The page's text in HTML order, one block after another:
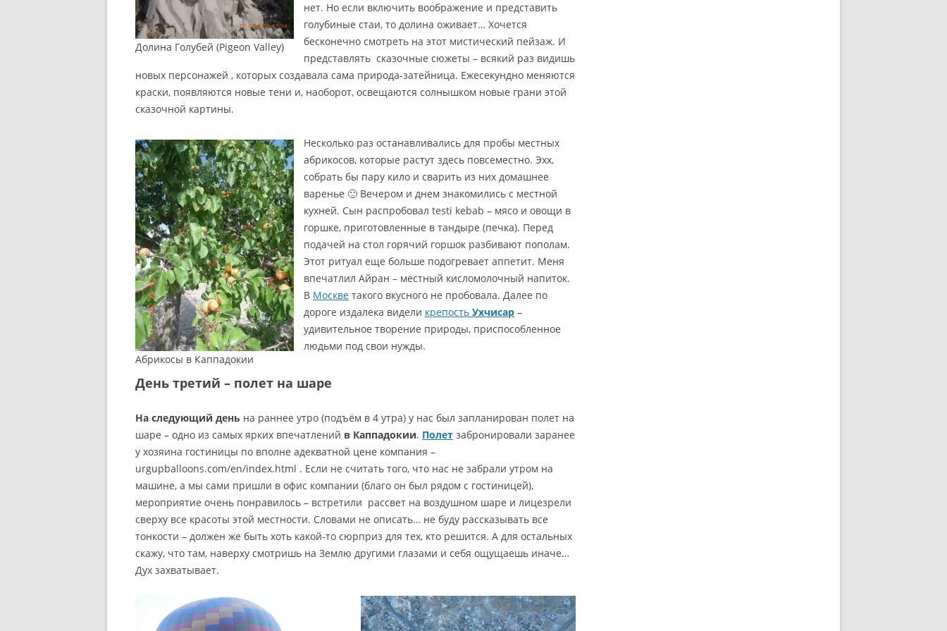
Долина Голубей (Pigeon Valley)
нет. Но если включить воображение и представить
голубиные стаи, то долина оживает… Хочется
бесконечно смотреть на этот мистический пейзаж. И
представлять сказочные сюжеты – всякий раз видишь
новых персонажей , которых создавала сама природа-затейница. Ежесекундно меняются
краски, появляются новые тени и, наоборот, освещаются солнышком новые грани этой
сказочной картины.
Абрикосы в Каппадокии
Несколько раз останавливались для пробы местных
абрикосов, которые растут здесь повсеместно. Эхх,
собрать бы пару кило и сварить из них домашнее
варенье 🙂 Вечером и днем знакомились с местной
кухней. Сын распробовал testi kebab – мясо и овощи в
горшке, приготовленные в тандыре (печка). Перед
подачей на стол горячий горшок разбивают пополам.
Этот ритуал еще больше подогревает аппетит. Меня
впечатлил Айран – местный кисломолочный напиток.
В Москве такого вкусного не пробовала. Далее по
дороге издалека видели крепость Ухчисар –
удивительное творение природы, приспособленное
людьми под свои нужды.
День третий – полет на шаре
На следующий день на раннее утро (подъём в 4 утра) у нас был запланирован полет на
шаре – одно из самых ярких впечатлений в Каппадокии. Полет забронировали заранее
у хозяина гостиницы по вполне адекватной цене компания –
urgupballoons.com/en/index.html . Если не считать того, что нас не забрали утром на
машине, а мы сами пришли в офис компании (благо он был рядом с гостиницей),
мероприятие очень понравилось – встретили рассвет на воздушном шаре и лицезрели
сверху все красоты этой местности. Словами не описать… не буду рассказывать все
тонкости – должен же быть хоть какой-то сюрприз для тех, кто решится. А для остальных
скажу, что там, наверху смотришь на Землю другими глазами и себя ощущаешь иначе…
Дух захватывает.